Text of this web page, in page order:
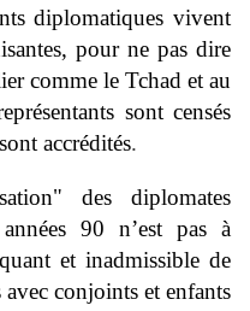
diplomatiques vivent
pour ne pas dire
comme le Tchad et au
sont censés
accrédités.
des diplomates
90 n’est pas à
et inadmissible de
conjoints et enfants